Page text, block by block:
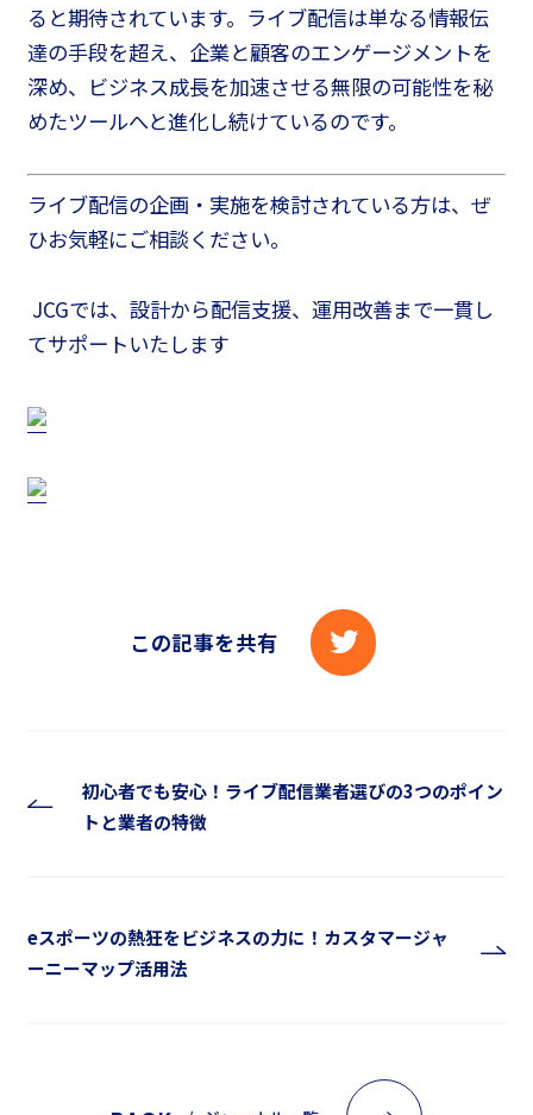
ると期待されています。ライブ配信は単なる情報伝
達の手段を超え、企業と顧客のエンゲージメントを
深め、ビジネス成長を加速させる無限の可能性を秘
めたツールへと進化し続けているのです。
ライブ配信の企画・実施を検討されている方は、ぜ
ひお気軽にご相談ください。
JCGでは、設計から配信支援、運用改善まで一貫し
てサポートいたします
この記事を共有
初心者でも安心！ライブ配信業者選びの3つのポイン
トと業者の特徴
eスポーツの熱狂をビジネスの力に！カスタマージャ
ーニーマップ活用法